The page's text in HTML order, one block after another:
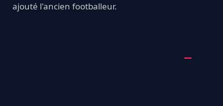
ajouté l'ancien footballeur.